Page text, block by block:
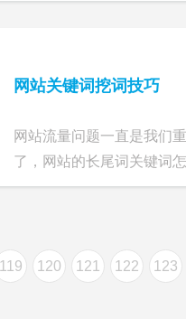
网站关键词挖词技巧
网站流量问题一直是我们
了，网站的长尾词关键词
119 120 121 122 123